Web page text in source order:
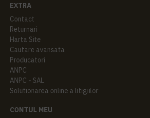
EXTRA
Contact
Returnari
Harta Site
Cautare avansata
Producatori
ANPC
ANPC - SAL
Solutionarea online a litigiilor
CONTUL MEU